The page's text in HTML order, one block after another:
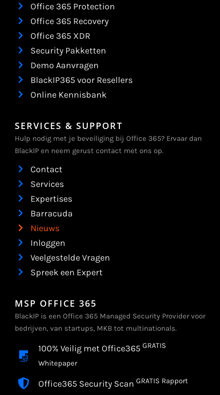
Office 365 Protection
Office 365 Recovery
Office 365 XDR
Security Pakketten
Demo Aanvragen
BlackIP365 voor Resellers
Online Kennisbank
SERVICES & SUPPORT
Hulp nodig met je beveiliging bij Office 365? Ervaar dan
BlackIP en neem gerust contact met ons op.
Contact
Services
Expertises
Barracuda
Nieuws
Inloggen
Veelgestelde Vragen
Spreek een Expert
MSP OFFICE 365
BlackIP is een Office 365 Managed Security Provider voor
bedrijven, van startups, MKB tot multinationals.
100% Veilig met Office365 GRATIS
Whitepaper
Office365 Security Scan GRATIS Rapport